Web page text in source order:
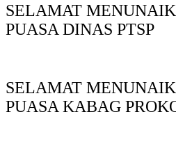
SELAMAT
PUASA DINAS PTSP
SELAMAT
PUASA KABAG